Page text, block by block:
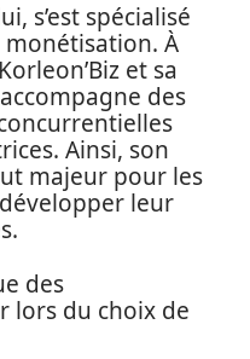
s’est spécialisé
À
et sa
des
Ainsi, son
majeur pour les
leur
des
lors du choix de